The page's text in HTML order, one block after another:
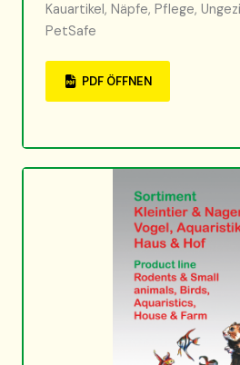
Kauartikel, Näpfe, Pflege,
PetSafe
PDF ÖFFNEN